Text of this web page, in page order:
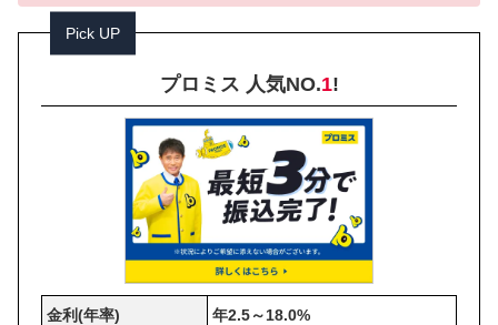
Pick UP
プロミス 人気NO.1!
金利(年率) 年2.5～18.0%